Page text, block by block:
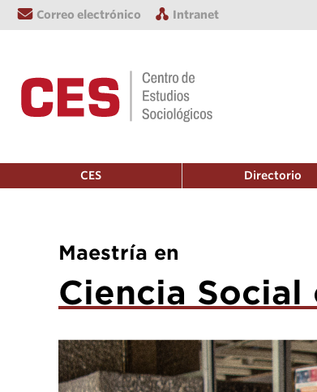
Correo electrónico Intranet
CES Directorio
Maestría en
Ciencia